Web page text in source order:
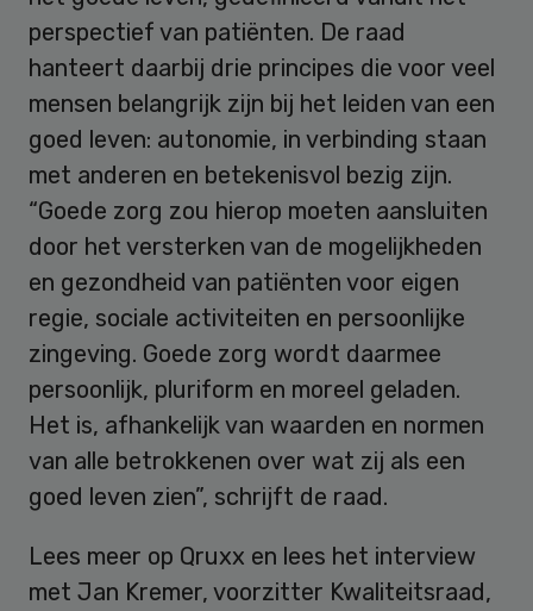
perspectief van patiënten. De raad
hanteert daarbij drie principes die voor veel
mensen belangrijk zijn bij het leiden van een
goed leven: autonomie, in verbinding staan
met anderen en betekenisvol bezig zijn.
“Goede zorg zou hierop moeten aansluiten
door het versterken van de mogelijkheden
en gezondheid van patiënten voor eigen
regie, sociale activiteiten en persoonlijke
zingeving. Goede zorg wordt daarmee
persoonlijk, pluriform en moreel geladen.
Het is, afhankelijk van waarden en normen
van alle betrokkenen over wat zij als een
goed leven zien”, schrijft de raad.
Lees meer op Qruxx en lees het interview
met Jan Kremer, voorzitter Kwaliteitsraad,